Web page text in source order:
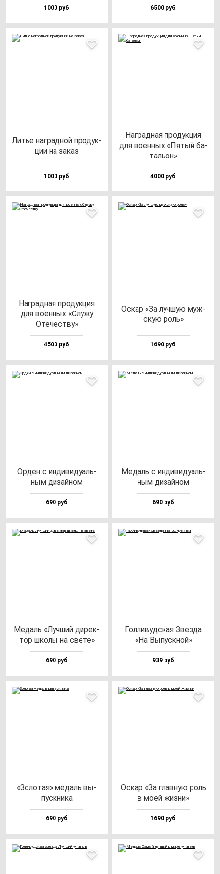
1000 руб 6500 руб
Литье наг­рад­ной про­дук­
ции на за­каз
1000 руб
Наг­рад­ная про­дук­ция
для во­ен­ных «Пятый ба­
таль­он»
4000 руб
Наг­рад­ная про­дук­ция
для во­ен­ных «Слу­жу
Оте­чес­тву»
4500 руб
Оскар «За луч­шую муж­
скую роль»
1690 руб
Орден с ин­ди­ви­ду­аль­
ным ди­зай­ном
690 руб
Медаль с ин­ди­ви­ду­аль­
ным ди­зай­ном
690 руб
Медаль «Луч­ший ди­рек­
тор шко­лы на све­те»
690 руб
Гол­ли­вуд­ская Звез­да
«На Выпус­кной»
939 руб
«Золо­тая» ме­даль вы­
пус­кни­ка
690 руб
Оскар «За глав­ную роль
в моей жиз­ни»
1690 руб